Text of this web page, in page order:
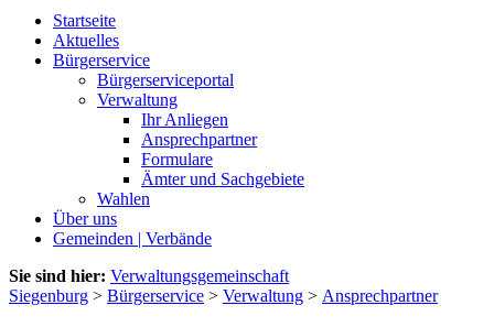
Startseite
Aktuelles
Bürgerservice
Bürgerserviceportal
Verwaltung
Ihr Anliegen
Ansprechpartner
Formulare
Ämter und Sachgebiete
Wahlen
Über uns
Gemeinden | Verbände
Sie sind hier: Verwaltungsgemeinschaft
Siegenburg > Bürgerservice > Verwaltung > Ansprechpartner